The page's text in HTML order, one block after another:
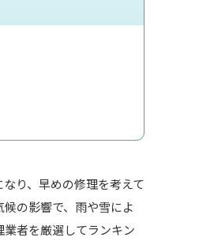
り、早めの修理を考えて
の影響で、雨や雪によ
者を厳選してランキン